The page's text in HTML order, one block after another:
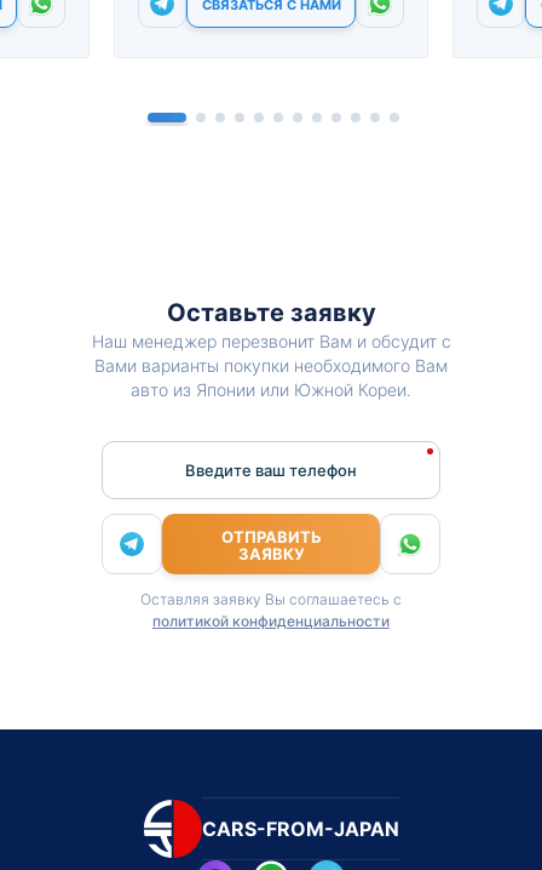
СВЯЗАТЬСЯ С НАМИ
Оставьте заявку
Наш менеджер перезвонит Вам и обсудит с
Вами варианты покупки необходимого Вам
авто из Японии или Южной Кореи.
Введите ваш телефон
ОТПРАВИТЬ
ЗАЯВКУ
Оставляя заявку Вы соглашаетесь с
политикой конфиденциальности
CARS-FROM-JAPAN